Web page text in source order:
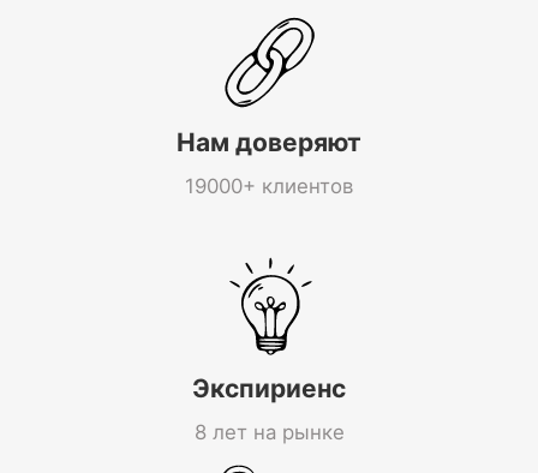
Нам доверяют
19000+ клиентов
Экспириенс
8 лет на рынке